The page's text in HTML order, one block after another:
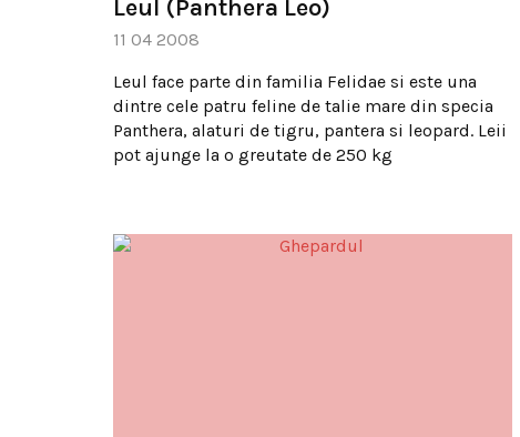
Leul (Panthera Leo)
11 04 2008
Leul face parte din familia Felidae si este una
dintre cele patru feline de talie mare din specia
Panthera, alaturi de tigru, pantera si leopard. Leii
pot ajunge la o greutate de 250 kg